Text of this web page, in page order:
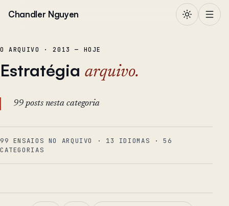
Chandler Nguyen
O ARQUIVO · 2013 — HOJE
Estratégia arquivo.
99 posts nesta categoria
99 ENSAIOS NO ARQUIVO · 13 IDIOMAS ·56
CATEGORIAS